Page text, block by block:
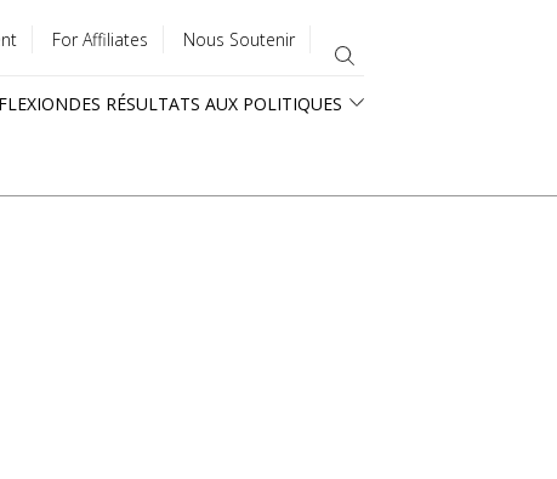
For Affiliates Nous Soutenir
DES RÉSULTATS AUX POLITIQUES